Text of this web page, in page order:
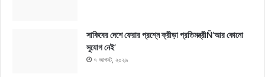
সাকিবের দেশে ফেরার প্রশ্নে ক্রীড়া প্রতিমন্ত্রীÑ‘আর কোনো
সুযোগ নেই’
৭ আগস্ট, ২০২৬